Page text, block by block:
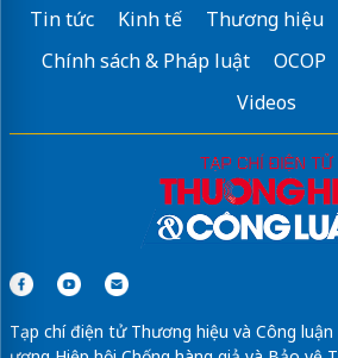
Tin tức Kinh tế Thương hiệu
Chính sách & Pháp luật
OCOP
Videos
Tạp chí điện tử Thương hiệu và Công